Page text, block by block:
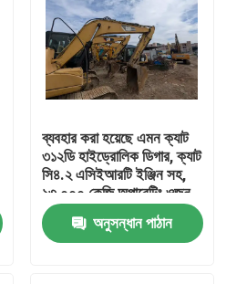
ব্যবহার করা হয়েছে এমন ক্যাট
৩১২ডি হাইড্রোলিক ডিগার, ক্যাট
সি৪.২ এসিইআরটি ইঞ্জিন সহ,
১৩,০০০ কেজি অপারেটিং ওজন
এবং ৬.৪৪ মিটার সর্বোচ্চ খনন
গভীরতা
অনুসন্ধান পাঠান